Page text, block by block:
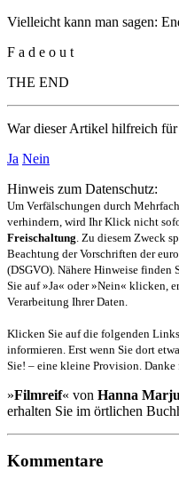
Vielleicht kann man sagen:
F a d e o u t
THE END
War dieser Artikel hilfreich für
Ja Nein
Hinweis zum Datenschutz:
Um Verfälschungen durch
verhindern, wird Ihr Klick nicht
Freischaltung . Zu diesem Zweck
Beachtung der Vorschriften der
(DSGVO). Nähere Hinweise finden
Sie auf »Ja« oder »Nein« klicken,
Verarbeitung Ihrer Daten.
Klicken Sie auf die folgenden
informieren. Erst wenn Sie dort
Sie! – eine kleine Provision.
»Filmreif« von Hanna
erhalten Sie im örtlichen
Kommentare